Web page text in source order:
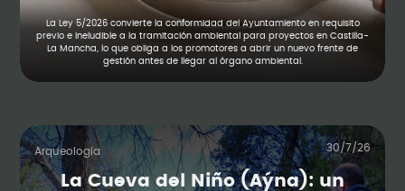
La Ley 5/2026 convierte la conformidad del Ayuntamiento en requisito
previo e ineludible a la tramitación ambiental para proyectos en Castilla-
La Mancha, lo que obliga a los promotores a abrir un nuevo frente de
gestión antes de llegar al órgano ambiental.
Arqueología 30/7/26
La Cueva del Niño (Aýna): un